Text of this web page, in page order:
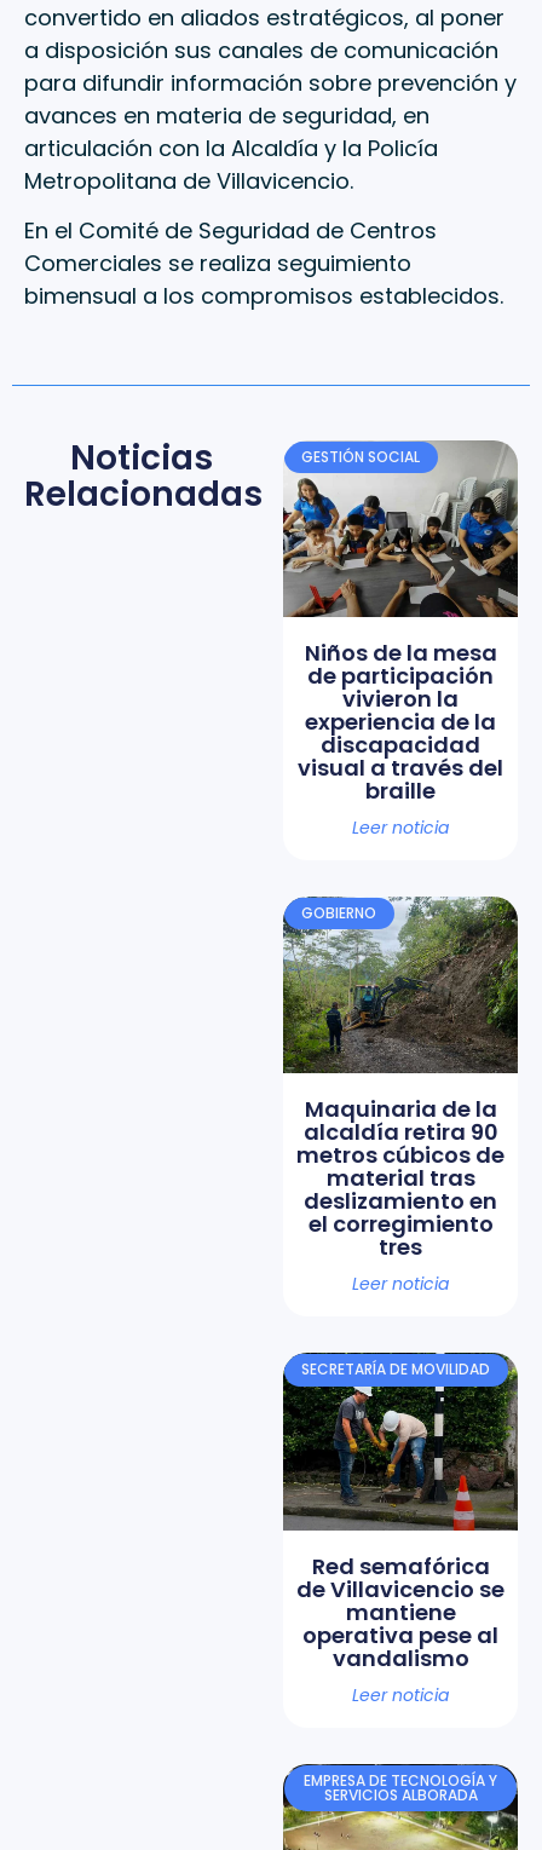
convertido en aliados estratégicos, al poner
a disposición sus canales de comunicación
para difundir información sobre prevención y
avances en materia de seguridad, en
articulación con la Alcaldía y la Policía
Metropolitana de Villavicencio.
En el Comité de Seguridad de Centros
Comerciales se realiza seguimiento
bimensual a los compromisos establecidos.
Noticias
Relacionadas
GESTIÓN SOCIAL
Niños de la mesa
de participación
vivieron la
experiencia de la
discapacidad
visual a través del
braille
Leer noticia
GOBIERNO
Maquinaria de la
alcaldía retira 90
metros cúbicos de
material tras
deslizamiento en
el corregimiento
tres
Leer noticia
SECRETARÍA DE MOVILIDAD
Red semafórica
de Villavicencio se
mantiene
operativa pese al
vandalismo
Leer noticia
EMPRESA DE TECNOLOGÍA Y
SERVICIOS ALBORADA